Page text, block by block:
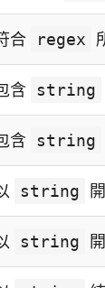
合 regex
含 string
含 string
string
string